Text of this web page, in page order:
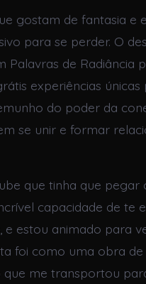
gostam de fantasia e
para se perder. O
Palavras de Radiância
experiências únicas
do poder da
se unir e formar
que tinha que pegar
capacidade de te
e estou animado para
foi como uma obra
me transportou